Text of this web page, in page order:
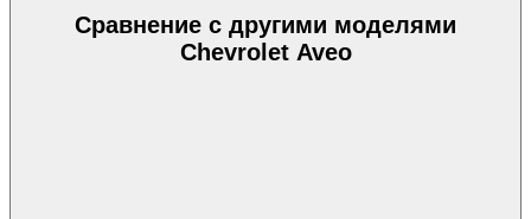
Сравнение с другими моделями
Chevrolet Aveo